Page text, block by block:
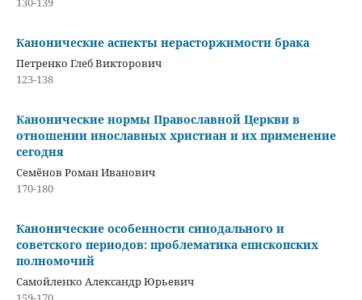
Канонические аспекты нерасторжимости брака
Петренко Глеб Викторович
123-138
Канонические нормы Православной Церкви в
отношении инославных христиан и их применение
сегодня
Семёнов Роман Иванович
170-180
Канонические особенности синодального и
советского периодов: проблематика епископских
полномочий
Самойленко Александр Юрьевич